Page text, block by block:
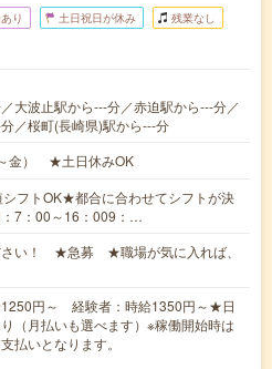
り 土日祝日が休み 残業なし
大波止駅から---分／赤迫駅から---分／
／桜町(長崎県)駅から---分
金） ★土日休みOK
フトOK★都合に合わせてシフトが決
7：00～16：009：…
さい！ ★急募 ★職場が気に入れば、
1250円～ 経験者：時給1350円～★日
（月払いも選べます）※稼働開始時は
払いとなります。